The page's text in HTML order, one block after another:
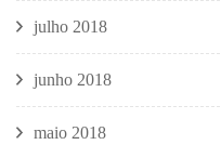
julho 2018
junho 2018
maio 2018